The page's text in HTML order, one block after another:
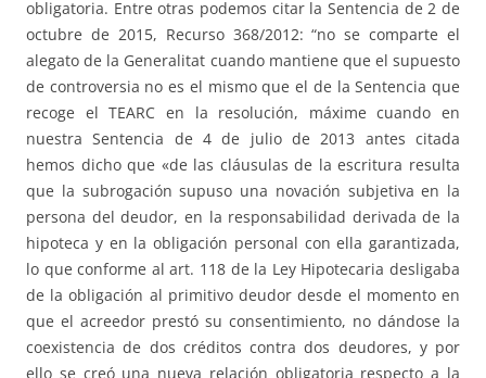
obligatoria. Entre otras podemos citar la Sentencia de 2 de
octubre de 2015, Recurso 368/2012: “no se comparte el
alegato de la Generalitat cuando mantiene que el supuesto
de controversia no es el mismo que el de la Sentencia que
recoge el TEARC en la resolución, máxime cuando en
nuestra Sentencia de 4 de julio de 2013 antes citada
hemos dicho que «de las cláusulas de la escritura resulta
que la subrogación supuso una novación subjetiva en la
persona del deudor, en la responsabilidad derivada de la
hipoteca y en la obligación personal con ella garantizada,
lo que conforme al art. 118 de la Ley Hipotecaria desligaba
de la obligación al primitivo deudor desde el momento en
que el acreedor prestó su consentimiento, no dándose la
coexistencia de dos créditos contra dos deudores, y por
ello se creó una nueva relación obligatoria respecto a la